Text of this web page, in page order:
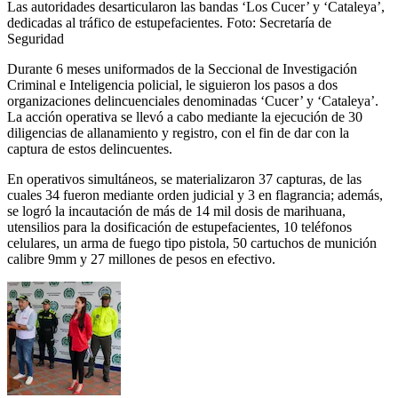
Las autoridades desarticularon las bandas ‘Los Cucer’ y ‘Cataleya’,
dedicadas al tráfico de estupefacientes. Foto: Secretaría de
Seguridad
Durante 6 meses uniformados de la Seccional de Investigación
Criminal e Inteligencia policial, le siguieron los pasos a dos
organizaciones delincuenciales denominadas ‘Cucer’ y ‘Cataleya’.
La acción operativa se llevó a cabo mediante la ejecución de 30
diligencias de allanamiento y registro, con el fin de dar con la
captura de estos delincuentes.
En operativos simultáneos, se materializaron 37 capturas, de las
cuales 34 fueron mediante orden judicial y 3 en flagrancia; además,
se logró la incautación de más de 14 mil dosis de marihuana,
utensilios para la dosificación de estupefacientes, 10 teléfonos
celulares, un arma de fuego tipo pistola, 50 cartuchos de munición
calibre 9mm y 27 millones de pesos en efectivo.